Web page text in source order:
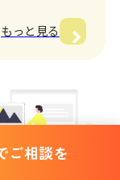
もっと見る
ご相談を